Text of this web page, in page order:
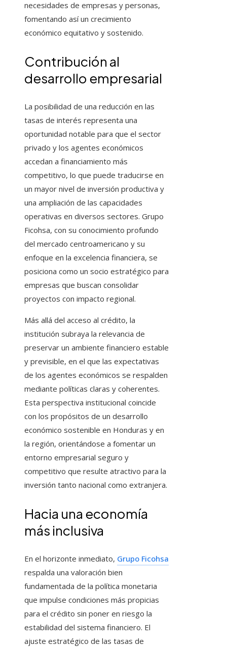
necesidades de empresas y personas,
fomentando así un crecimiento
económico equitativo y sostenido.
Contribución al
desarrollo empresarial
La posibilidad de una reducción en las
tasas de interés representa una
oportunidad notable para que el sector
privado y los agentes económicos
accedan a financiamiento más
competitivo, lo que puede traducirse en
un mayor nivel de inversión productiva y
una ampliación de las capacidades
operativas en diversos sectores. Grupo
Ficohsa, con su conocimiento profundo
del mercado centroamericano y su
enfoque en la excelencia financiera, se
posiciona como un socio estratégico para
empresas que buscan consolidar
proyectos con impacto regional.
Más allá del acceso al crédito, la
institución subraya la relevancia de
preservar un ambiente financiero estable
y previsible, en el que las expectativas
de los agentes económicos se respalden
mediante políticas claras y coherentes.
Esta perspectiva institucional coincide
con los propósitos de un desarrollo
económico sostenible en Honduras y en
la región, orientándose a fomentar un
entorno empresarial seguro y
competitivo que resulte atractivo para la
inversión tanto nacional como extranjera.
Hacia una economía
más inclusiva
En el horizonte inmediato, Grupo Ficohsa
respalda una valoración bien
fundamentada de la política monetaria
que impulse condiciones más propicias
para el crédito sin poner en riesgo la
estabilidad del sistema financiero. El
ajuste estratégico de las tasas de